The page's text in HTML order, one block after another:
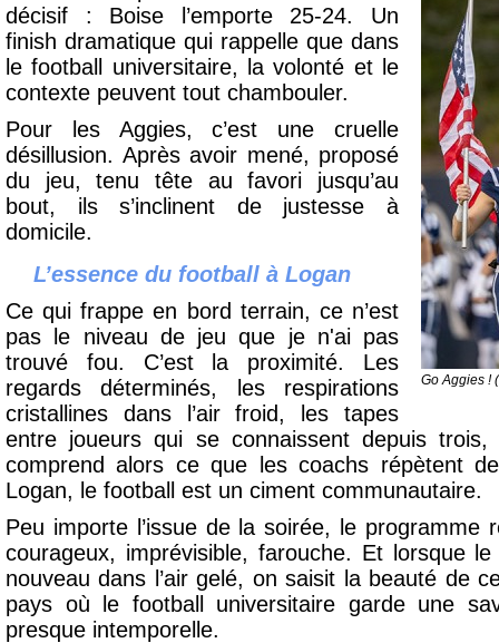
Go Aggies !
décisif : Boise l’emporte 25-24. Un
finish dramatique qui rappelle que dans
le football universitaire, la volonté et le
contexte peuvent tout chambouler.
Pour les Aggies, c’est une cruelle
désillusion. Après avoir mené, proposé
du jeu, tenu tête au favori jusqu’au
bout, ils s’inclinent de justesse à
domicile.
L’essence du football à Logan
Ce qui frappe en bord terrain, ce n’est
pas le niveau de jeu que je n'ai pas
trouvé fou. C’est la proximité. Les
regards déterminés, les respirations
cristallines dans l’air froid, les tapes
entre joueurs qui se connaissent depuis
comprend alors ce que les coachs répètent
Logan, le football est un ciment communautaire.
Peu importe l’issue de la soirée, le programme
courageux, imprévisible, farouche. Et lorsque le
nouveau dans l’air gelé, on saisit la beauté de
pays où le football universitaire garde une
presque intemporelle.